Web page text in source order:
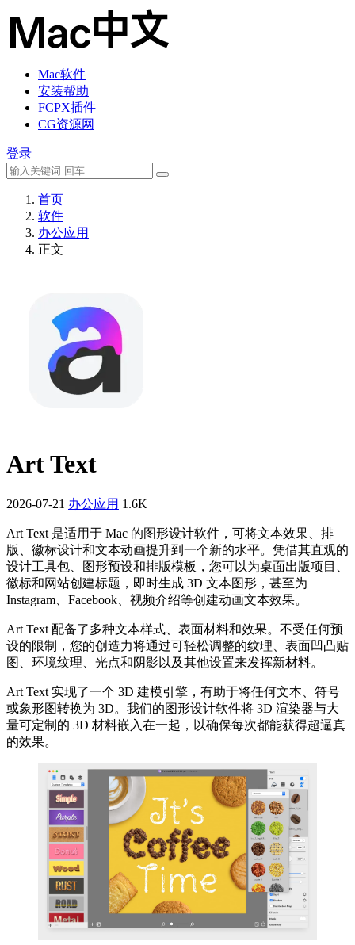
Mac软件
安装帮助
FCPX插件
CG资源网
登录
首页
软件
办公应用
正文
Art Text
2026-07-21 办公应用 1.6K
Art Text 是适用于 Mac 的图形设计软件，可将文本效果、排
版、徽标设计和文本动画提升到一个新的水平。凭借其直观的
设计工具包、图形预设和排版模板，您可以为桌面出版项目、
徽标和网站创建标题，即时生成 3D 文本图形，甚至为
Instagram、Facebook、视频介绍等创建动画文本效果。
Art Text 配备了多种文本样式、表面材料和效果。不受任何预
设的限制，您的创造力将通过可轻松调整的纹理、表面凹凸贴
图、环境纹理、光点和阴影以及其他设置来发挥新材料。
Art Text 实现了一个 3D 建模引擎，有助于将任何文本、符号
或象形图转换为 3D。我们的图形设计软件将 3D 渲染器与大
量可定制的 3D 材料嵌入在一起，以确保每次都能获得超逼真
的效果。